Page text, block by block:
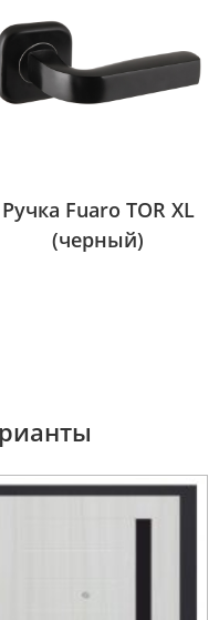
Ручка Fuaro TOR XL
(черный)